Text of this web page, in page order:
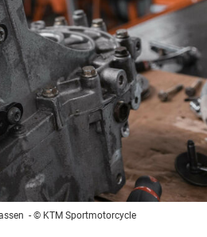
- © KTM Sportmotorcycle